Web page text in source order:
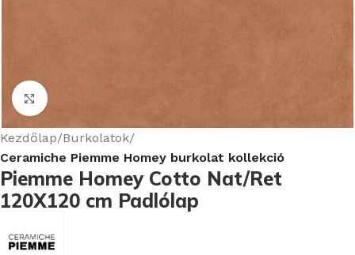
Nagyításhoz kattints ide
Kezdőlap Burkolatok
Ceramiche Piemme Homey burkolat kollekció
Piemme Homey Cotto Nat/Ret
120X120 cm Padlólap